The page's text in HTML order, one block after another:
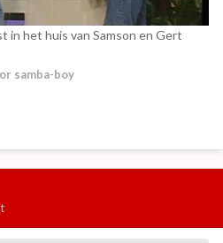
in het huis van Samson en Gert
samba-boy